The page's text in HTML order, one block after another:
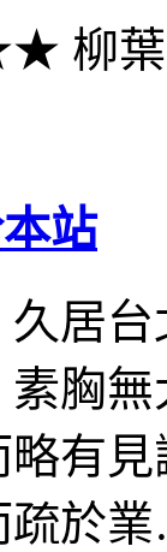
柳
站
居
胸
有
疏於